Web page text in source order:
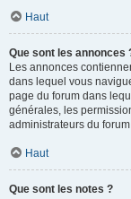
Haut
Que sont les annonces
Les annonces
dans lequel vous
page du forum dans
générales, les
administrateurs du
Haut
Que sont les notes ?